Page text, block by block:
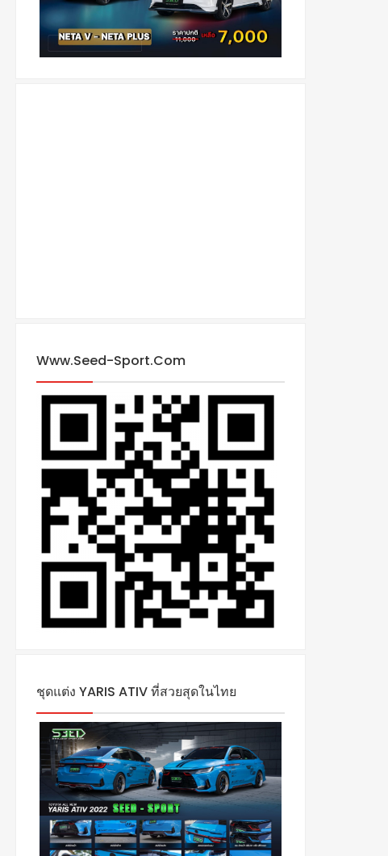
Www.seed-Sport.com
ชุดแต่ง YARIS ATIV ที่สวยสุดในไทย